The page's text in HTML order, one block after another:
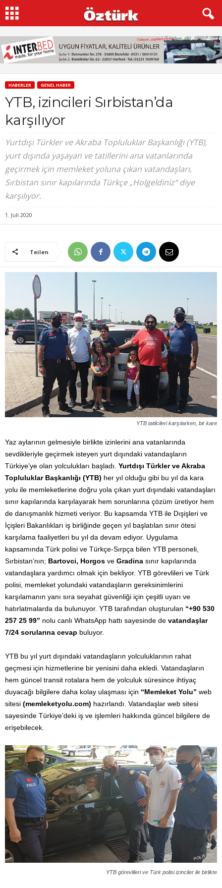
HABERLER GENEL HABER
YTB, izincileri Sırbistan’da
karşılıyor
Yurtdışı Türkler ve Akraba Topluluklar Başkanlığı (YTB),
yurt dışında yaşayan ve tatillerini ana vatanlarında
geçirmek için memleket yoluna çıkan vatandaşları,
Sırbistan sınır kapılarında Türkçe „Holgeldiniz“ diye
karşılıyor.
1. Juli 2020
Teilen
YTB tatilcileri karşılarken, bir kare
Yaz aylarının gelmesiyle birlikte izinlerini ana vatanlarında
sevdikleriyle geçirmek isteyen yurt dışındaki vatandaşların
Türkiye’ye olan yolculukları başladı. Yurtdışı Türkler ve Akraba
Topluluklar Başkanlığı (YTB) her yıl olduğu gibi bu yıl da kara
yolu ile memleketlerine doğru yola çıkan yurt dışındaki vatandaşları
sınır kapılarında karşılayarak hem sorunlarına çözüm üretiyor hem
de danışmanlık hizmeti veriyor. Bu kapsamda YTB ile Dışişleri ve
İçişleri Bakanlıkları iş birliğinde geçen yıl başlatılan sınır ötesi
karşılama faaliyetleri bu yıl da devam ediyor. Uygulama
kapsamında Türk polisi ve Türkçe-Sırpça bilen YTB personeli,
Sırbistan’nın; Bartovci, Horgos ve Gradina sınır kapılarında
vatandaşlara yardımcı olmak için bekliyor. YTB görevlileri ve Türk
polisi, memleket yolundaki vatandaşların gereksinimlerini
karşılamanın yanı sıra seyahat güvenliği için çeşitli uyarı ve
hatırlatmalarda da bulunuyor. YTB tarafından oluşturulan “+90 530
257 25 99” nolu canlı WhatsApp hattı sayesinde de vatandaşlar
7/24 sorularına cevap buluyor.
YTB bu yıl yurt dışındaki vatandaşların yolculuklarının rahat
geçmesi için hizmetlerine bir yenisini daha ekledi. Vatandaşların
hem güncel transit rotalara hem de yolculuk süresince ihtiyaç
duyacağı bilgilere daha kolay ulaşması için “Memleket Yolu” web
sitesi (memleketyolu.com) hazırlandı. Vatandaşlar web sitesi
sayesinde Türkiye’deki iş ve işlemleri hakkında güncel bilgilere de
erişebilecek.
YTB görevlileri ve Türk polisi izinciler ile birlikte